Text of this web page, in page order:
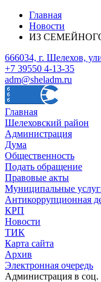
Главная
Новости
ИЗ
666034, г. Шелехов,
+7 39550 4-13-35
adm@sheladm.ru
Главная
Шелеховский район
Администрация
Дума
Общественность
Подать обращение
Правовые акты
Муниципальные
Антикоррупционная
КРП
Новости
ТИК
Карта сайта
Архив
Электронная очередь
Администрация в соц.